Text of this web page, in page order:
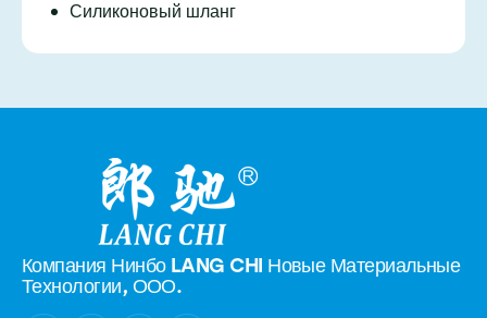
Силиконовый шланг
Компания Нинбо LANG CHI Новые Материальные
Технологии, ООО.